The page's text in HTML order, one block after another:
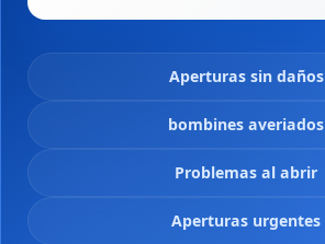
Aperturas sin daños
bombines averiados
Problemas al abrir
Aperturas urgentes